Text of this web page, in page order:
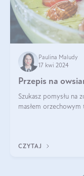
Paulina Maludy
17 kwi 2024
Przepis na
Szukasz pomysłu na
masłem
CZYTAJ